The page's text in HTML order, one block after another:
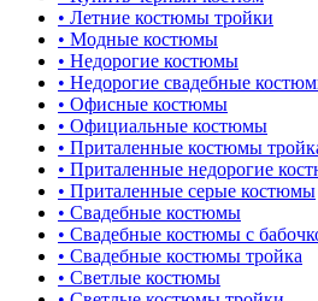
• Летние костюмы тройки
• Модные костюмы
• Недорогие костюмы
• Недорогие свадебные
• Офисные костюмы
• Официальные костюмы
• Приталенные костюмы
• Приталенные недорогие
• Приталенные серые костюмы
• Свадебные костюмы
• Свадебные костюмы с
• Свадебные костюмы тройка
• Светлые костюмы